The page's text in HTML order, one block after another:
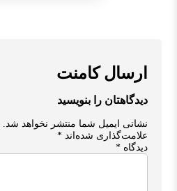
ارسال کامنت
دیدگاهتان را بنویسید
نشانی ایمیل شما منتشر نخواهد شد.
علامت‌گذاری شده‌اند*
دیدگاه*